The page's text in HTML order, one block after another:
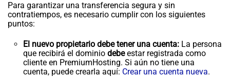
Para garantizar una transferencia segura y sin
contratiempos, es necesario cumplir con los siguientes
puntos:
El nuevo propietario debe tener una cuenta: La persona
que recibirá el dominio debeestar registrada como
cliente en PremiumHosting. Si aún no tiene una
cuenta, puede crearla aquí: Crear una cuenta nueva.